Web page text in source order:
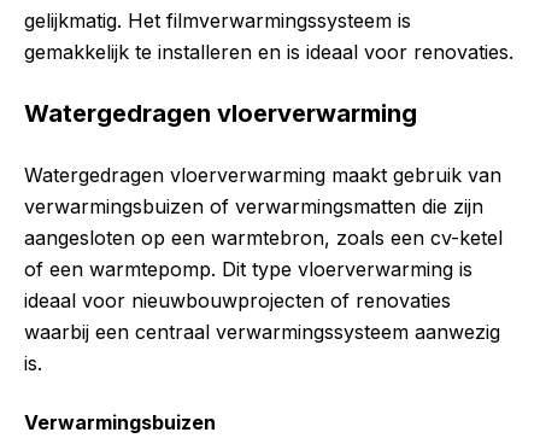
gelijkmatig. Het filmverwarmingssysteem is
gemakkelijk te installeren en is ideaal voor renovaties.
Watergedragen vloerverwarming
Watergedragen vloerverwarming maakt gebruik van
verwarmingsbuizen of verwarmingsmatten die zijn
aangesloten op een warmtebron, zoals een cv-ketel
of een warmtepomp. Dit type vloerverwarming is
ideaal voor nieuwbouwprojecten of renovaties
waarbij een centraal verwarmingssysteem aanwezig
is.
Verwarmingsbuizen